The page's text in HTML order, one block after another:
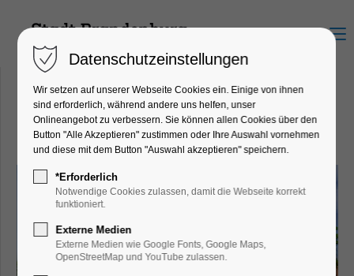
Menu
Bildende Kunst
Datenschutzeinstellungen
Wir setzen auf unserer Webseite Cookies ein. Einige von ihnen
sind erforderlich, während andere uns helfen, unser
Onlineangebot zu verbessern. Sie können allen Cookies über den
Button "Alle Akzeptieren" zustimmen oder Ihre Auswahl vornehmen
und diese mit dem Button "Auswahl akzeptieren" speichern.
*Erforderlich
Notwendige Cookies zulassen, damit die Webseite korrekt
funktioniert.
Externe Medien
Externe Medien wie Google Fonts, Google Maps,
OpenStreetMap und YouTube zulassen.